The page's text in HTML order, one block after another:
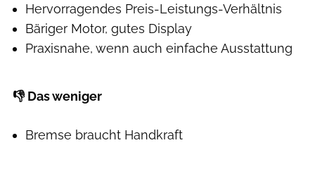
Hervorragendes Preis-Leistungs-Verhältnis
Bäriger Motor, gutes Display
Praxisnahe, wenn auch einfache Ausstattung
👎 Das weniger
Bremse braucht Handkraft